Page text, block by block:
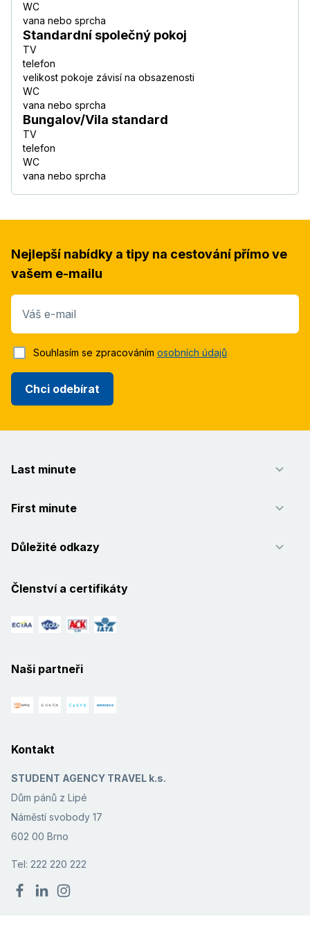
WC
vana nebo sprcha
Standardní společný pokoj
TV
telefon
velikost pokoje závisí na obsazenosti
WC
vana nebo sprcha
Bungalov/Vila standard
TV
telefon
WC
vana nebo sprcha
Nejlepší nabídky a tipy na cestování přímo ve
vašem e-mailu
Váš e-mail
Chci odebírat
Souhlasím se zpracováním osobních údajů
Last minute
First minute
Důležité odkazy
Členství a certifikáty
Naši partneři
Kontakt
STUDENT AGENCY TRAVEL k.s.
Dům pánů z Lipé
Náměstí svobody 17
602 00 Brno
Tel: 222 220 222